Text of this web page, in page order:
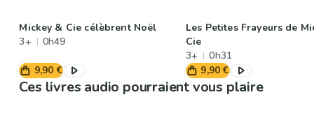
Mickey & Cie célèbrent Noël
3+
0h49
9,90 €
Les Petites Frayeurs de
Cie
3+
0h31
9,90 €
Ces livres audio pourraient vous plaire